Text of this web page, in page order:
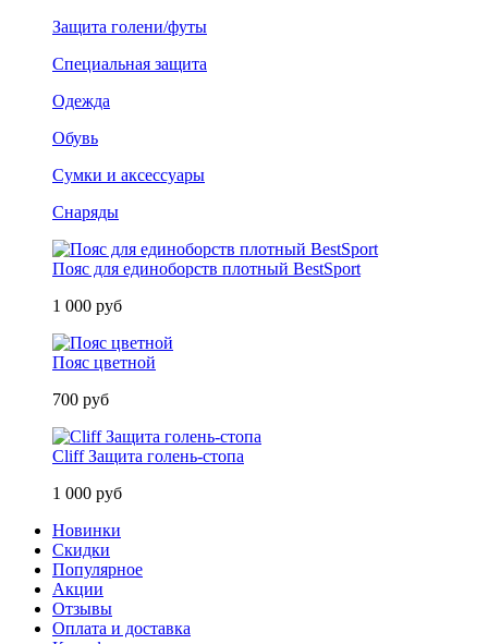
Защита голени/футы
Специальная защита
Одежда
Обувь
Сумки и аксессуары
Снаряды
Пояс для единоборств плотный BestSport
1 000 руб
Пояс цветной
700 руб
Cliff Защита голень-стопа
1 000 руб
Новинки
Скидки
Популярное
Акции
Отзывы
Оплата и доставка